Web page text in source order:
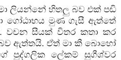
ලියන්නේ හිතලු බව එක් පඬි
ගෝඨාභය මුණ ගැසී ඇත්තේ
වචන සීයක් විතර කතා කර
ඇත්තයි. ඒත් මා කී බොහෝ
පුද්ගලික ලේකම්
සුගීශ්වර